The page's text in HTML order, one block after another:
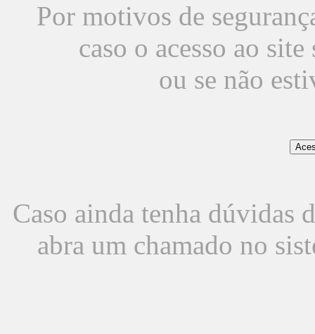
Por motivos de
caso o acesso ao
ou se não
Caso ainda tenha dúvidas
abra um chamado no